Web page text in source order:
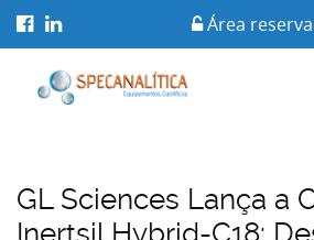
Área
GL Sciences Lança a